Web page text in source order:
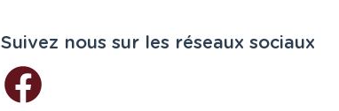
Suivez nous sur les réseaux sociaux